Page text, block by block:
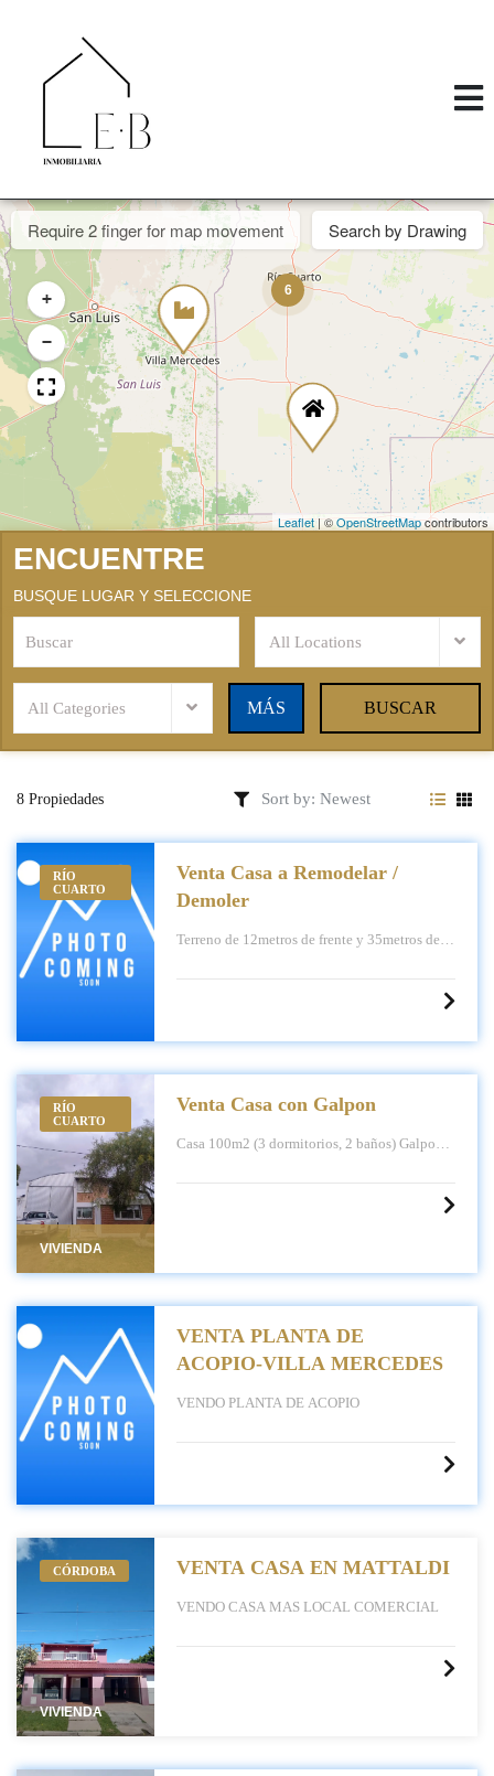
6
+
−
Require 2 finger for map movement Search by Drawing
Leaflet | ©OpenStreetMapcontributors
ENCUENTRE
BUSQUE LUGAR Y SELECCIONE
All Locations
All Categories MÁS BUSCAR
8 Propiedades
RÍO
CUARTO
Venta Casa a Remodelar /
Demoler
Terreno de 12metros de frente y 35metros de
RÍO
CUARTO
VIVIENDA
Venta Casa con Galpon
Casa 100m2 (3 dormitorios, 2 baños) Galpon
VENTA PLANTA DE
ACOPIO-VILLA MERCEDES
VENDO PLANTA DE ACOPIO
CÓRDOBA
VIVIENDA
VENTA CASA EN MATTALDI
VENDO CASA MAS LOCAL COMERCIAL